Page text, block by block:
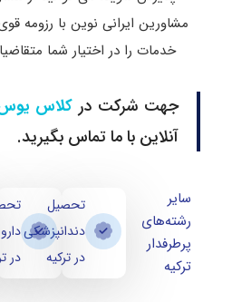
مشاورین ایرانی نوین با رزومه
خدمات را در اختیار شما
جهت شرکت در کلاس
آنلاین با ما تماس بگیرید.
سایر
رشته‌های
پرطرفدار
ترکیه
تحصیل
دندانپزشکی
در ترکیه
در